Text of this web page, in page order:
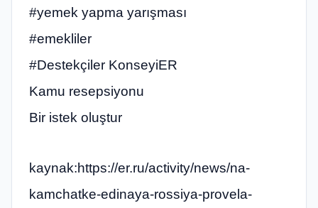
#yemek yapma yarışması
#emekliler
#Destekçiler KonseyiER
Kamu resepsiyonu
Bir istek oluştur
kaynak:https://er.ru/activity/news/na-
kamchatke-edinaya-rossiya-provela-